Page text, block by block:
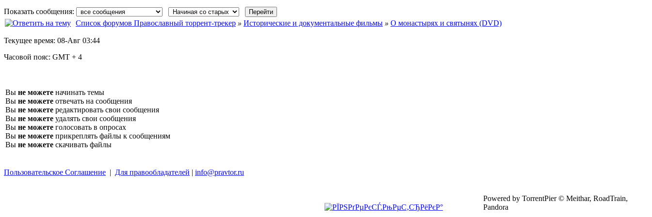
Показать сообщения:
Список форумов Православный торрент-трекер » Исторические и документальные фильмы » О монастырях и святынях (DVD)
Текущее время: 08-Авг 03:44
Часовой пояс: GMT + 4
Вы не можете начинать темы
Вы не можете отвечать на сообщения
Вы не можете редактировать свои сообщения
Вы не можете удалять свои сообщения
Вы не можете голосовать в опросах
Вы не можете прикреплять файлы к сообщениям
Вы не можете скачивать файлы
Пользовательское Соглашение | Для правообладателей | info@pravtor.ru
Powered by TorrentPier © Meithar, RoadTrain,
Pandora